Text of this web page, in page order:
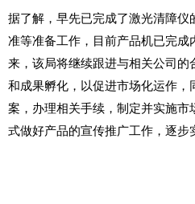
据了解，早先已完成了激光清障
准等准备工作，目前产品机已完
来，该局将继续跟进与相关公司的
和成果孵化，以促进市场化运作
案，办理相关手续，制定并实施
式做好产品的宣传推广工作，逐步